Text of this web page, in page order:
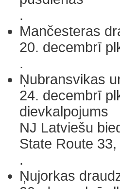
.
Mančesteras
20. decembrī
.
Ņubransvikas
24. decembrī
dievkalpojums
NJ Latviešu
State Route
.
Ņujorkas